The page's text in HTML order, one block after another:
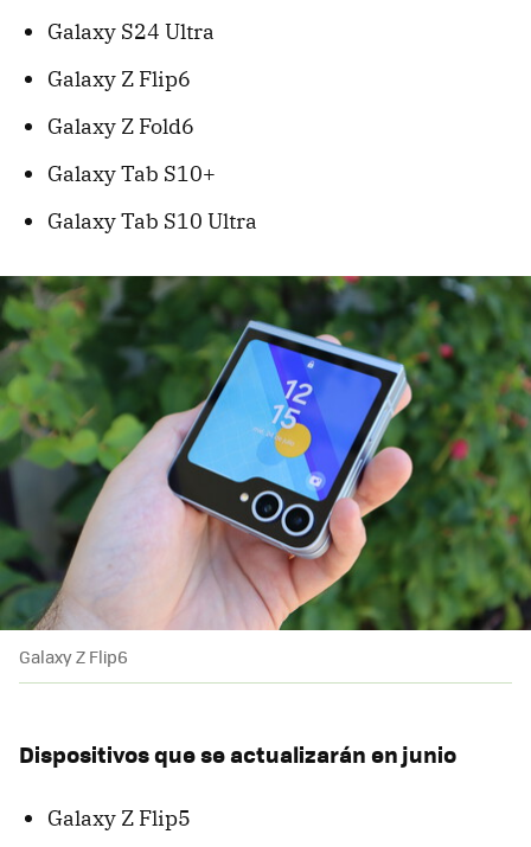
Galaxy S24 Ultra
Galaxy Z Flip6
Galaxy Z Fold6
Galaxy Tab S10+
Galaxy Tab S10 Ultra
Galaxy Z Flip6
Dispositivos que se actualizarán en junio
Galaxy Z Flip5